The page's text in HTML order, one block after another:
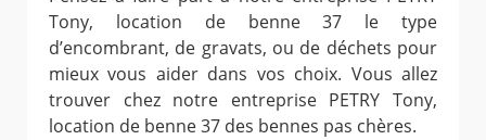
Tony, location de benne 37 le type
d’encombrant, de gravats, ou de déchets pour
mieux vous aider dans vos choix. Vous allez
trouver chez notre entreprise PETRY Tony,
location de benne 37 des bennes pas chères.